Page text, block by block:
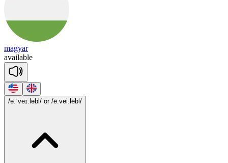
magyar
available
/ə.ˈveɪ.ləbl/ or /ē.vei.lēbl/